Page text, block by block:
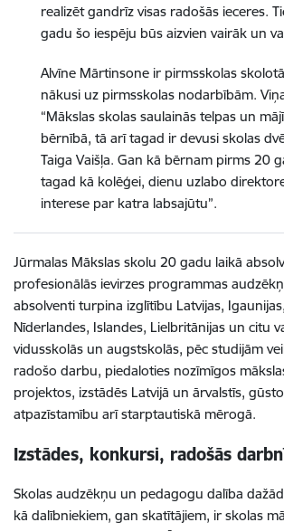
realizēt gandrīz visas radošās ieceres.
gadu šo iespēju būs aizvien vairāk un
Alvīne Mārtinsone ir pirmsskolas
nākusi uz pirmsskolas nodarbībām.
“Mākslas skolas saulainās telpas un
bērnībā, tā arī tagad ir devusi skolas
Taiga Vaišļa. Gan kā bērnam pirms 20
tagad kā kolēģei, dienu uzlabo
interese par katra labsajūtu”.
Jūrmalas Mākslas skolu 20 gadu laikā
profesionālās ievirzes programmas
absolventi turpina izglītību Latvijas,
Nīderlandes, Islandes, Lielbritānijas un citu
vidusskolās un augstskolās, pēc studijām
radošo darbu, piedaloties nozīmīgos
projektos, izstādēs Latvijā un ārvalstīs,
atpazīstamību arī starptautiskā mērogā.
Izstādes, konkursi, radošās
Skolas audzēkņu un pedagogu dalība
kā dalībniekiem, gan skatītājiem, ir skolas